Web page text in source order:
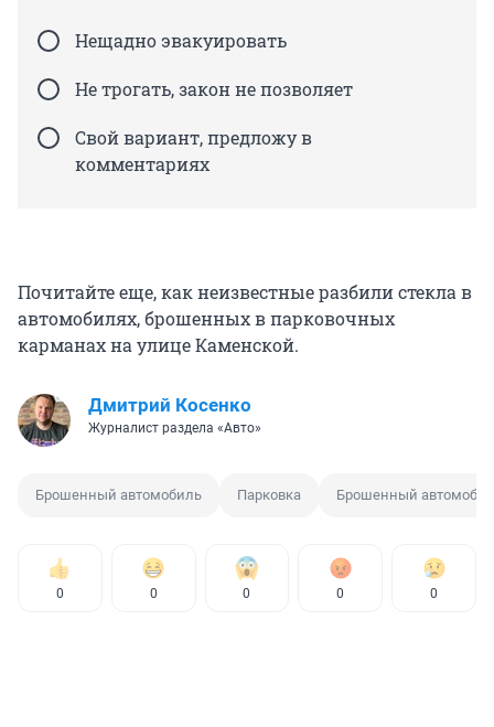
Нещадно эвакуировать
Не трогать, закон не позволяет
Свой вариант, предложу в
комментариях
Почитайте еще, как неизвестные разбили стекла в
автомобилях, брошенных в парковочных
карманах на улице Каменской.
Дмитрий Косенко
Журналист раздела «Авто»
Брошенный автомобиль Парковка Брошенный
0 0 0 0 0